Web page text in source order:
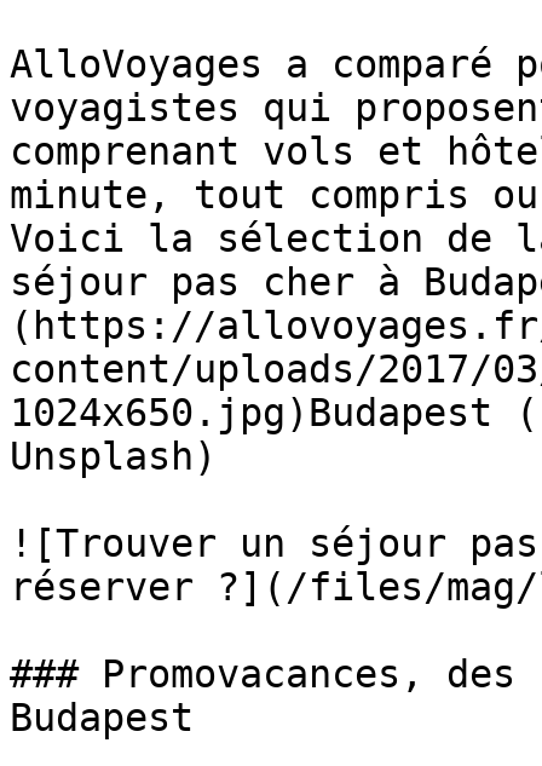
AlloVoyages a comparé
voyagistes qui
comprenant vols et
minute, tout compris ou
Voici la sélection de
séjour pas cher à
(https://
content/uploads/2017/
Unsplash)
![Trouver un séjour
réserver ?](/files/mag/
### Promovacances,
Budapest